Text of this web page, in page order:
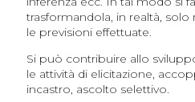
trasformandola, in realtà, solo
le previsioni effettuate.
Si può contribuire allo
le attività di elicitazione,
incastro, ascolto selettivo.